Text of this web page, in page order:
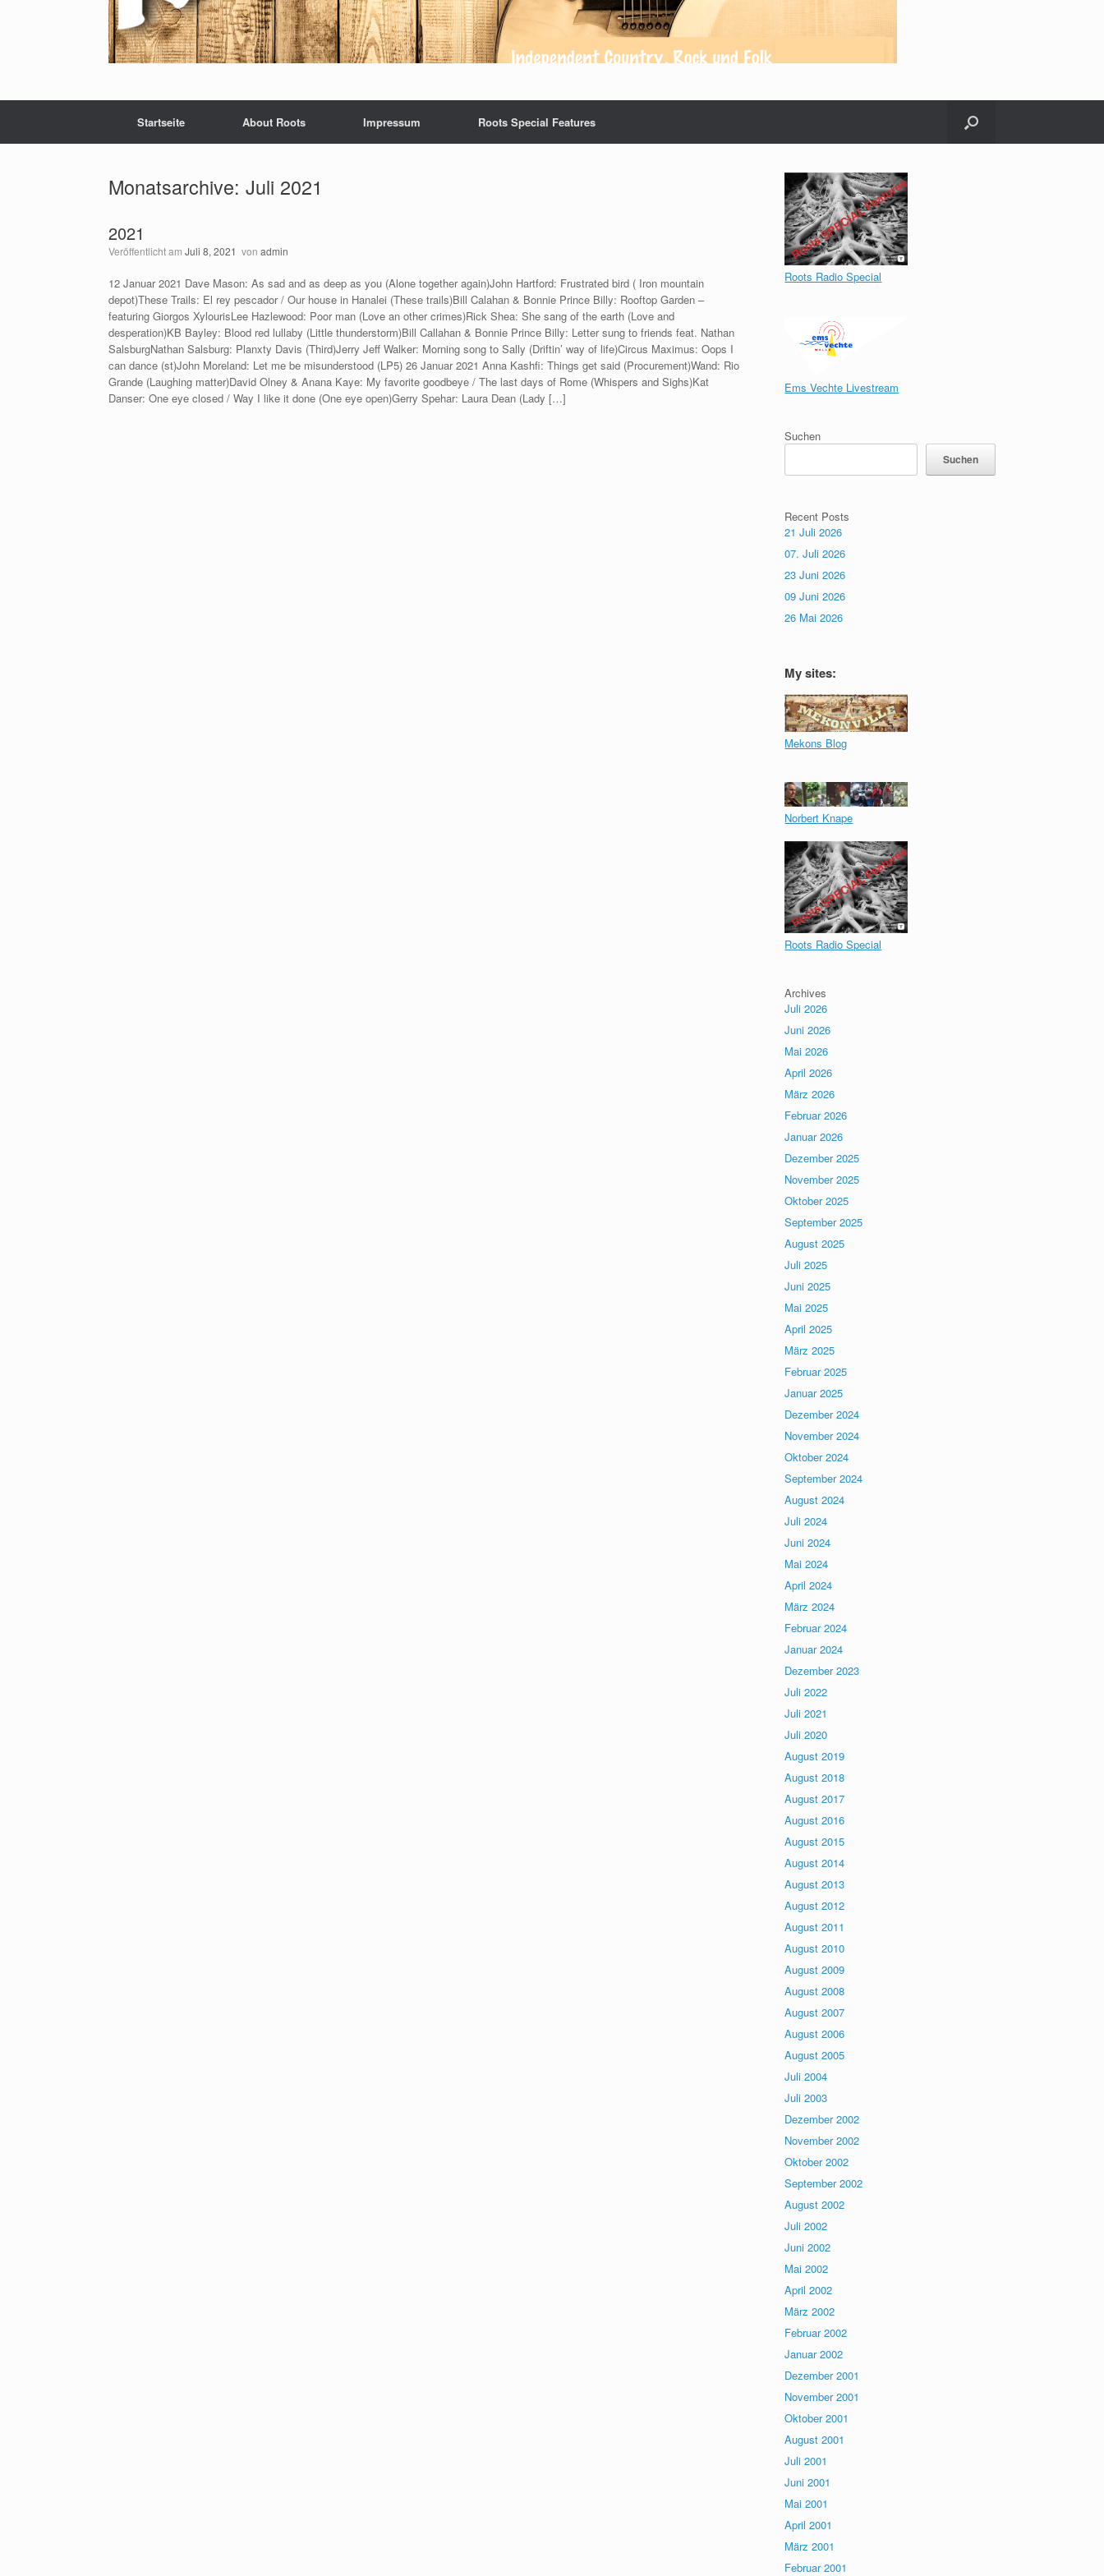
Startseite About Roots Impressum Roots Special Features
Monatsarchive: Juli 2021
2021
Veröffentlicht am Juli 8, 2021 von admin
12 Januar 2021 Dave Mason: As sad and as deep as you (Alone together again)John Hartford: Frustrated bird ( Iron mountain
depot)These Trails: El rey pescador / Our house in Hanalei (These trails)Bill Calahan & Bonnie Prince Billy: Rooftop Garden –
featuring Giorgos XylourisLee Hazlewood: Poor man (Love an other crimes)Rick Shea: She sang of the earth (Love and
desperation)KB Bayley: Blood red lullaby (Little thunderstorm)Bill Callahan & Bonnie Prince Billy: Letter sung to friends feat. Nathan
SalsburgNathan Salsburg: Planxty Davis (Third)Jerry Jeff Walker: Morning song to Sally (Driftin’ way of life)Circus Maximus: Oops I
can dance (st)John Moreland: Let me be misunderstood (LP5) 26 Januar 2021 Anna Kashfi: Things get said (Procurement)Wand: Rio
Grande (Laughing matter)David Olney & Anana Kaye: My favorite goodbeye / The last days of Rome (Whispers and Sighs)Kat
Danser: One eye closed / Way I like it done (One eye open)Gerry Spehar: Laura Dean (Lady […]
Roots Radio Special
Ems Vechte Livestream
Suchen
Suchen
Recent Posts
21 Juli 2026
07. Juli 2026
23 Juni 2026
09 Juni 2026
26 Mai 2026
My sites:
Mekons Blog
Norbert Knape
Roots Radio Special
Archives
Juli 2026
Juni 2026
Mai 2026
April 2026
März 2026
Februar 2026
Januar 2026
Dezember 2025
November 2025
Oktober 2025
September 2025
August 2025
Juli 2025
Juni 2025
Mai 2025
April 2025
März 2025
Februar 2025
Januar 2025
Dezember 2024
November 2024
Oktober 2024
September 2024
August 2024
Juli 2024
Juni 2024
Mai 2024
April 2024
März 2024
Februar 2024
Januar 2024
Dezember 2023
Juli 2022
Juli 2021
Juli 2020
August 2019
August 2018
August 2017
August 2016
August 2015
August 2014
August 2013
August 2012
August 2011
August 2010
August 2009
August 2008
August 2007
August 2006
August 2005
Juli 2004
Juli 2003
Dezember 2002
November 2002
Oktober 2002
September 2002
August 2002
Juli 2002
Juni 2002
Mai 2002
April 2002
März 2002
Februar 2002
Januar 2002
Dezember 2001
November 2001
Oktober 2001
August 2001
Juli 2001
Juni 2001
Mai 2001
April 2001
März 2001
Februar 2001